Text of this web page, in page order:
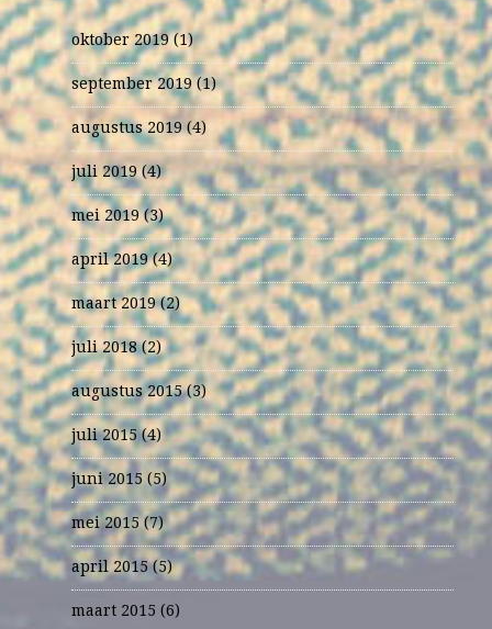
oktober 2019(1)
september 2019(1)
augustus 2019 (4)
juli 2019(4)
mei 2019(3)
april 2019(4)
maart 2019(2)
juli 2018(2)
augustus 2015(3)
juli 2015(4)
juni 2015 (5)
mei 2015(7)
april 2015(5)
maart 2015 (6)